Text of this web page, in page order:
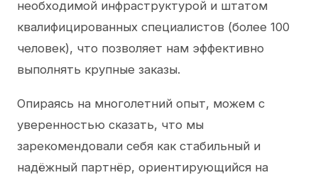
необходимой инфраструктурой и штатом
квалифицированных специалистов (более 100
человек), что позволяет нам эффективно
выполнять крупные заказы.
Опираясь на многолетний опыт, можем с
уверенностью сказать, что мы
зарекомендовали себя как стабильный и
надёжный партнёр, ориентирующийся на